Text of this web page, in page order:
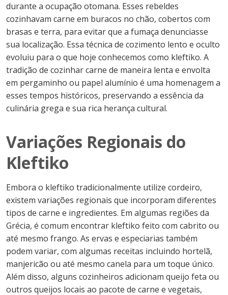
durante a ocupação otomana. Esses rebeldes
cozinhavam carne em buracos no chão, cobertos com
brasas e terra, para evitar que a fumaça denunciasse
sua localização. Essa técnica de cozimento lento e oculto
evoluiu para o que hoje conhecemos como kleftiko. A
tradição de cozinhar carne de maneira lenta e envolta
em pergaminho ou papel alumínio é uma homenagem a
esses tempos históricos, preservando a essência da
culinária grega e sua rica herança cultural.
Variações Regionais do
Kleftiko
Embora o kleftiko tradicionalmente utilize cordeiro,
existem variações regionais que incorporam diferentes
tipos de carne e ingredientes. Em algumas regiões da
Grécia, é comum encontrar kleftiko feito com cabrito ou
até mesmo frango. As ervas e especiarias também
podem variar, com algumas receitas incluindo hortelã,
manjericão ou até mesmo canela para um toque único.
Além disso, alguns cozinheiros adicionam queijo feta ou
outros queijos locais ao pacote de carne e vegetais,